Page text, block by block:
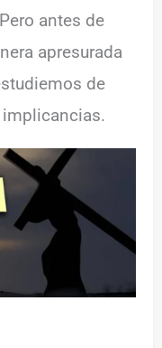
antes de
apresurada
de